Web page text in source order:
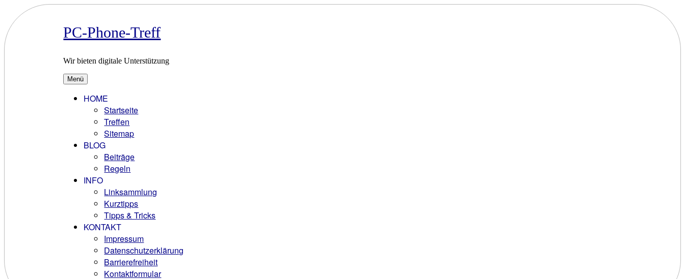
Inhalt
springen
PC-Phone-Treff
Wir bieten digitale Unterstützung
Menü
HOME
Startseite
Treffen
Sitemap
BLOG
Beiträge
Regeln
INFO
Linksammlung
Kurztipps
Tipps & Tricks
KONTAKT
Impressum
Datenschutzerklärung
Barrierefreiheit
Kontaktformular